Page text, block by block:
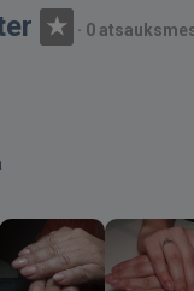
· 0